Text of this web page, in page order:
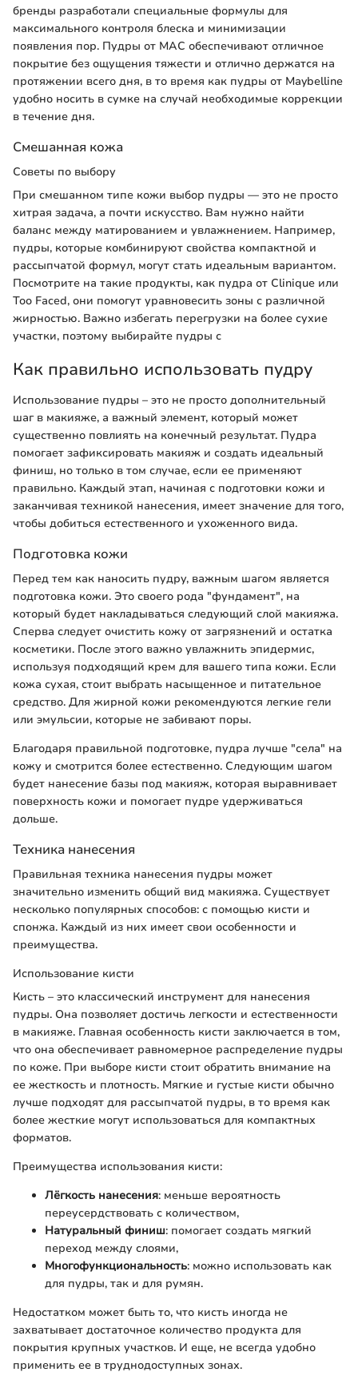
бренды разработали специальные формулы для
максимального контроля блеска и минимизации
появления пор. Пудры от MAC обеспечивают отличное
покрытие без ощущения тяжести и отлично держатся на
протяжении всего дня, в то время как пудры от Maybelline
удобно носить в сумке на случай необходимые коррекции
в течение дня.
Смешанная кожа
Советы по выбору
При смешанном типе кожи выбор пудры — это не просто
хитрая задача, а почти искусство. Вам нужно найти
баланс между матированием и увлажнением. Например,
пудры, которые комбинируют свойства компактной и
рассыпчатой формул, могут стать идеальным вариантом.
Посмотрите на такие продукты, как пудра от Clinique или
Too Faced, они помогут уравновесить зоны с различной
жирностью. Важно избегать перегрузки на более сухие
участки, поэтому выбирайте пудры с
Как правильно использовать пудру
Использование пудры – это не просто дополнительный
шаг в макияже, а важный элемент, который может
существенно повлиять на конечный результат. Пудра
помогает зафиксировать макияж и создать идеальный
финиш, но только в том случае, если ее применяют
правильно. Каждый этап, начиная с подготовки кожи и
заканчивая техникой нанесения, имеет значение для того,
чтобы добиться естественного и ухоженного вида.
Подготовка кожи
Перед тем как наносить пудру, важным шагом является
подготовка кожи. Это своего рода "фундамент", на
который будет накладываться следующий слой макияжа.
Сперва следует очистить кожу от загрязнений и остатка
косметики. После этого важно увлажнить эпидермис,
используя подходящий крем для вашего типа кожи. Если
кожа сухая, стоит выбрать насыщенное и питательное
средство. Для жирной кожи рекомендуются легкие гели
или эмульсии, которые не забивают поры.
Благодаря правильной подготовке, пудра лучше "села" на
кожу и смотрится более естественно. Следующим шагом
будет нанесение базы под макияж, которая выравнивает
поверхность кожи и помогает пудре удерживаться
дольше.
Техника нанесения
Правильная техника нанесения пудры может
значительно изменить общий вид макияжа. Существует
несколько популярных способов: с помощью кисти и
спонжа. Каждый из них имеет свои особенности и
преимущества.
Использование кисти
Кисть – это классический инструмент для нанесения
пудры. Она позволяет достичь легкости и естественности
в макияже. Главная особенность кисти заключается в том,
что она обеспечивает равномерное распределение пудры
по коже. При выборе кисти стоит обратить внимание на
ее жесткость и плотность. Мягкие и густые кисти обычно
лучше подходят для рассыпчатой пудры, в то время как
более жесткие могут использоваться для компактных
форматов.
Преимущества использования кисти:
Лёгкость нанесения: меньше вероятность
переусердствовать с количеством,
Натуральный финиш: помогает создать мягкий
переход между слоями,
Многофункциональность: можно использовать как
для пудры, так и для румян.
Недостатком может быть то, что кисть иногда не
захватывает достаточное количество продукта для
покрытия крупных участков. И еще, не всегда удобно
применить ее в труднодоступных зонах.